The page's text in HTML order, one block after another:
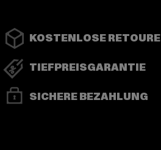
KOSTENLOSE RETOURE
TIEFPREISGARANTIE
SICHERE BEZAHLUNG